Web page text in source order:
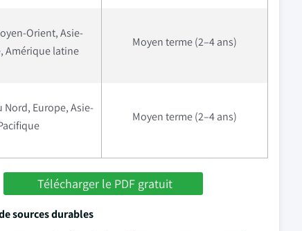
Orient, Asie-
Amérique latine
Moyen terme (2–4 ans)
Nord, Europe, Asie-
Moyen terme (2–4 ans)
Télécharger le PDF gratuit
sources durables